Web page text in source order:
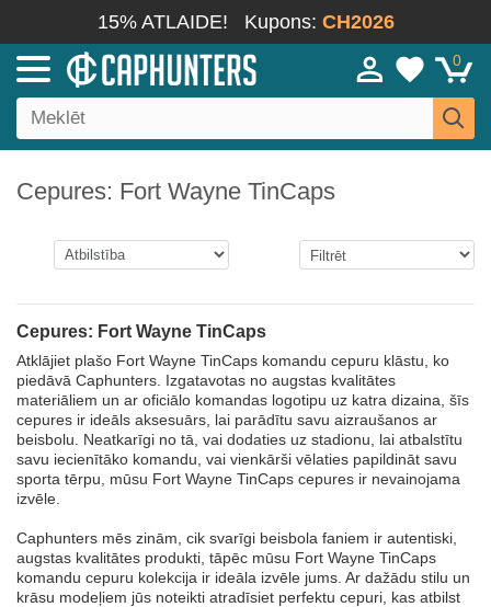
15% ATLAIDE! Kupons: CH2026
0
Cepures: Fort Wayne TinCaps
Cepures: Fort Wayne TinCaps
Atklājiet plašo Fort Wayne TinCaps komandu cepuru klāstu, ko
piedāvā Caphunters. Izgatavotas no augstas kvalitātes
materiāliem un ar oficiālo komandas logotipu uz katra dizaina, šīs
cepures ir ideāls aksesuārs, lai parādītu savu aizraušanos ar
beisbolu. Neatkarīgi no tā, vai dodaties uz stadionu, lai atbalstītu
savu iecienītāko komandu, vai vienkārši vēlaties papildināt savu
sporta tērpu, mūsu Fort Wayne TinCaps cepures ir nevainojama
izvēle.
Caphunters mēs zinām, cik svarīgi beisbola faniem ir autentiski,
augstas kvalitātes produkti, tāpēc mūsu Fort Wayne TinCaps
komandu cepuru kolekcija ir ideāla izvēle jums. Ar dažādu stilu un
krāsu modeļiem jūs noteikti atradīsiet perfektu cepuri, kas atbilst